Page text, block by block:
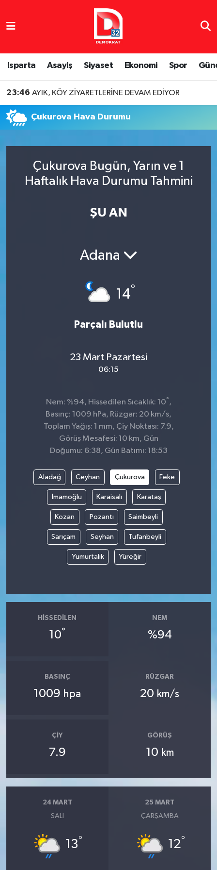
Isparta Asayiş Siyaset Ekonomi Spor
23:46 AYIK, KÖY ZİYARETLERİNE DEVAM EDİYOR
Çukurova Hava Durumu
Çukurova Bugün, Yarın ve 1
Haftalık Hava Durumu Tahmini
ŞU AN
Adana
14°
Parçalı Bulutlu
23 Mart Pazartesi
06:15
Nem: %94, Hissedilen Sıcaklık: 10°,
Basınç: 1009 hPa, Rüzgar: 20 km/s,
Toplam Yağış: 1 mm, Çiy Noktası: 7.9,
Görüş Mesafesi: 10 km, Gün
Doğumu: 6:38, Gün Batımı: 18:53
Aladağ Ceyhan Çukurova Feke
İmamoğlu Karaisalı Karataş
Kozan Pozantı Saimbeyli
Sarıçam Seyhan Tufanbeyli
Yumurtalık Yüreğir
HISSEDILEN
10°
NEM
%94
BASINÇ
1009 hpa
RÜZGAR
20 km/s
ÇIY
7.9
GÖRÜŞ
10 km
24 MART
SALI
13°
25 MART
ÇARŞAMBA
12°
Isparta Nöbetçi Eczaneler
Isparta Hava Durumu
Tüm Manşetler
Son Dakika Haberleri